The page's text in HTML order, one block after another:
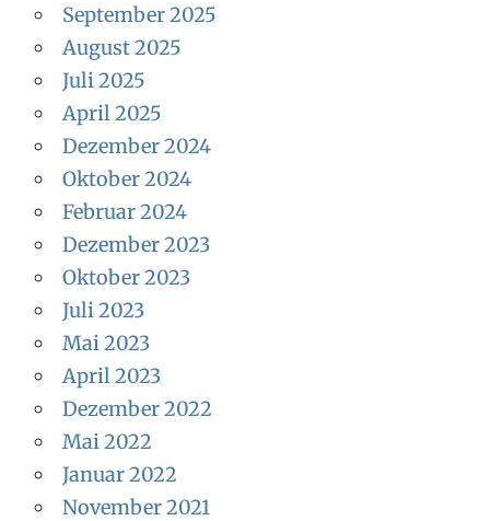
September 2025
August 2025
Juli 2025
April 2025
Dezember 2024
Oktober 2024
Februar 2024
Dezember 2023
Oktober 2023
Juli 2023
Mai 2023
April 2023
Dezember 2022
Mai 2022
Januar 2022
November 2021